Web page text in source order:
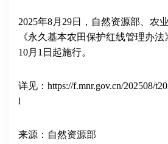
2025年8月 29日，自然资源部、农
《永久基本农田保护红线管理办法
10月 1 日起施行。
详见： https://f.mnr.gov.cn/202508/
l
来源：自然资源部